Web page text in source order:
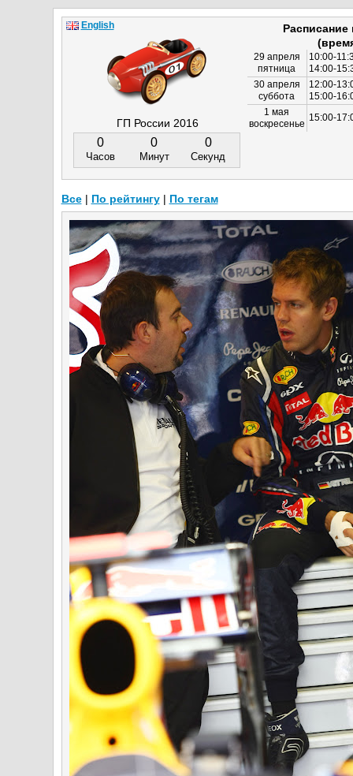
ГП России 2016
0
Часов
0
Минут
0
Секунд
29 апреля
пятница
10:00-
14:00-
30 апреля
суббота
12:00-
15:00-
1 мая
воскресенье
15:00-
English
Все| По рейтингу| По тегам